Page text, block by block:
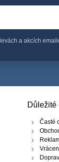
a akcích
Důležité
Časté